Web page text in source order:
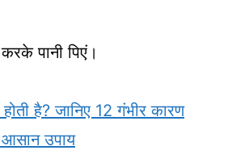
पानी पिएं।
है? जानिए 12 गंभीर कारण
उपाय